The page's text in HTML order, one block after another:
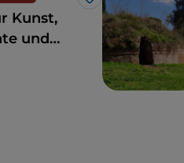
Like
Kunst,
und
entfernt